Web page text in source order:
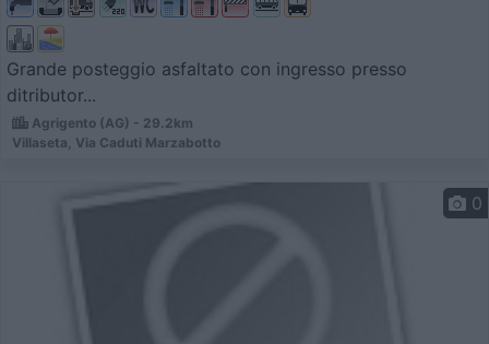
Grande posteggio asfaltato con ingresso presso
ditributor...
Agrigento (AG) - 29.2km
Villaseta, Via Caduti Marzabotto
0